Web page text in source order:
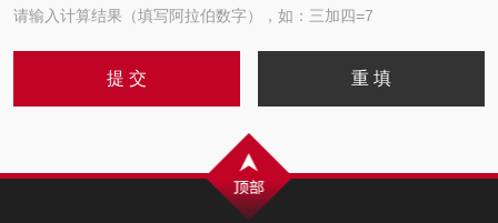
请输入计算结果（填写阿拉伯数字），如：三加四=7